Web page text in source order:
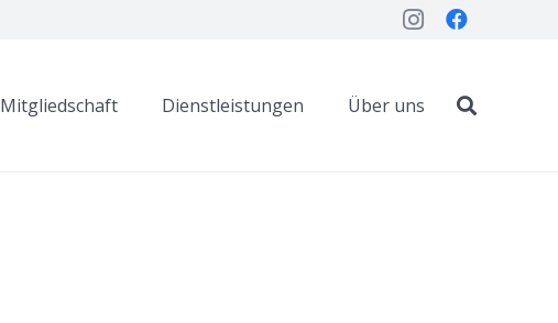
Mitgliedschaft Dienstleistungen Über uns